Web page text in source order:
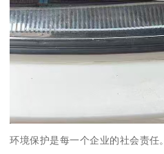
环境保护是每一个企业的社会责